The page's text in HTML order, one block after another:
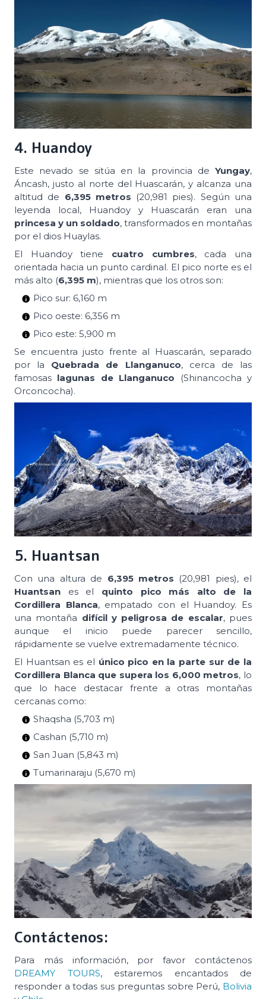
4. Huandoy
Este nevado se sitúa en la provincia de Yungay,
Áncash, justo al norte del Huascarán, y alcanza una
altitud de 6,395 metros (20,981 pies). Según una
leyenda local, Huandoy y Huascarán eran una
princesa y un soldado, transformados en montañas
por el dios Huaylas.
El Huandoy tiene cuatro cumbres, cada una
orientada hacia un punto cardinal. El pico norte es el
más alto (6,395 m), mientras que los otros son:
Pico sur: 6,160 m
Pico oeste: 6,356 m
Pico este: 5,900 m
Se encuentra justo frente al Huascarán, separado
por la Quebrada de Llanganuco, cerca de las
famosas lagunas de Llanganuco (Shinancocha y
Orconcocha).
5. Huantsan
Con una altura de 6,395 metros (20,981 pies), el
Huantsan es el quinto pico más alto de la
Cordillera Blanca, empatado con el Huandoy. Es
una montaña difícil y peligrosa de escalar, pues
aunque el inicio puede parecer sencillo,
rápidamente se vuelve extremadamente técnico.
El Huantsan es el único pico en la parte sur de la
Cordillera Blanca que supera los 6,000 metros, lo
que lo hace destacar frente a otras montañas
cercanas como:
Shaqsha (5,703 m)
Cashan (5,710 m)
San Juan (5,843 m)
Tumarinaraju (5,670 m)
Contáctenos:
Para más información, por favor contáctenos
DREAMY TOURS, estaremos encantados de
responder a todas sus preguntas sobre Perú, Bolivia